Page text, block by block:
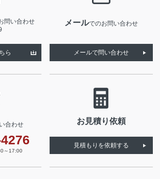
問い合わせ
ら
メールでのお問い合わせ
メールで問い合わせ
合わせ
～17:00
お見積り依頼
見積もりを依頼する